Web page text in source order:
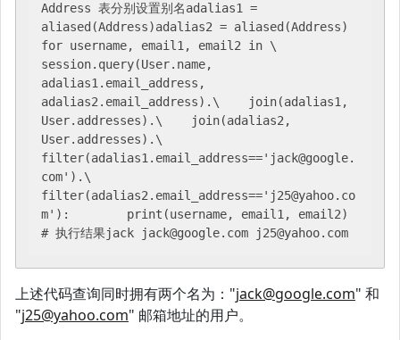
Address 表分别设置别名adalias1 =
aliased(Address)adalias2 = aliased(Address)
for username, email1, email2 in \
session.query(User.name,
adalias1.email_address,
adalias2.email_address).\    join(adalias1,
User.addresses).\    join(adalias2,
User.addresses).\
filter(adalias1.email_address=='jack@google.
com').\
filter(adalias2.email_address=='j25@yahoo.co
m'):        print(username, email1, email2)
# 执行结果jack jack@google.com j25@yahoo.com
上述代码查询同时拥有两个名为："jack@google.com" 和
"j25@yahoo.com" 邮箱地址的用户。